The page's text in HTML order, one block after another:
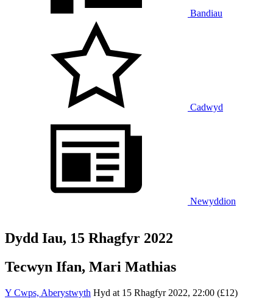
Bandiau
Cadwyd
Newyddion
Dydd Iau, 15 Rhagfyr 2022
Tecwyn Ifan, Mari Mathias
Y Cwps, Aberystwyth Hyd at 15 Rhagfyr 2022, 22:00 (£12)